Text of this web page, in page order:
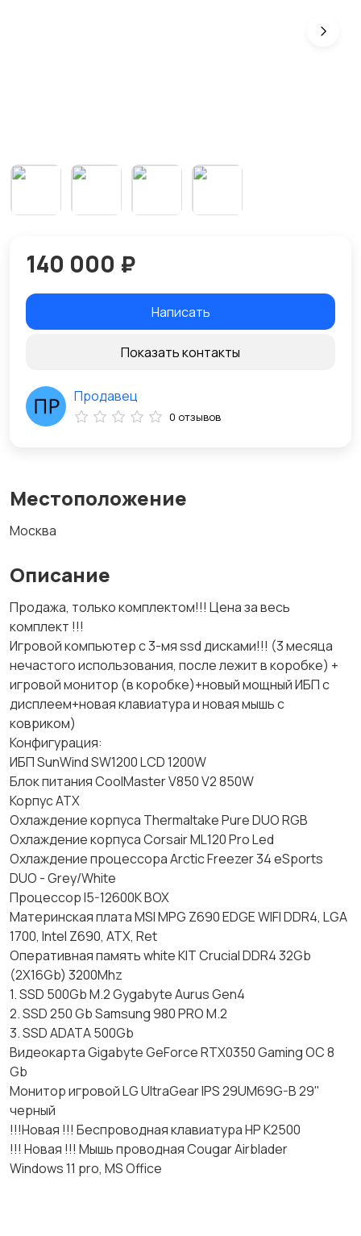
Местоположение
Москва
Описание
Продажа, только комплектом!!! Цена за весь
комплект !!!
Игровой компьютер с 3-мя ssd дисками!!! (3 месяца
нечастого использования, после лежит в коробке) +
игровой монитор (в коробке)+новый мощный ИБП с
дисплеем+новая клавиатура и новая мышь с
ковриком)
Конфигурация:
ИБП SunWind SW1200 LCD 1200W
Блок питания CoolMas­ter V850 V2 850W
Корпус ATX
Охлаждение корпуса Thermaltake Pure DUO RGB
Охлаждение корпуса Corsair ML120 Pro Led
Охлаждение процессор­а Arctic Freezer 34 eSports
DUO - Grey­/White
Процессор I5-12600K BOX
Материнская плата MSI MPG Z690 EDGE WIFI DDR4, LGA
1700, Int­el Z690, ATX, Ret
Оперативная память white KIT Crucial DDR4 32Gb
(2X16Gb) 3200­Mhz
1. SSD 500Gb M.2 Gyg­abyte Aurus Gen4
2. SSD 250 Gb Samsun­g 980 PRO M.2
3. SSD ADATA 500Gb
Видеокарта Gigabyte GeForce RTX0350 Gami­ng OC 8
Gb
Монитор игровой LG UltraGear IPS 29UM69G­-B 29"
черный
!!!Новая !!! Беспроводная клавиат­ура HP K2500
!!! Новая !!! Мышь проводная Cougar Airblader
Windows 11 pro, MS Office
140 000 ₽
Написать
Показать контакты
Продавец
0 отзывов